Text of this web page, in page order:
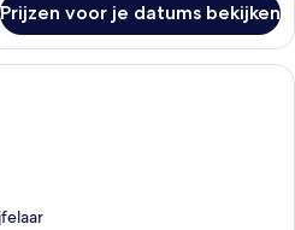
Prijzen voor je datums bekijken
Een hotelkamer met twee bedden,